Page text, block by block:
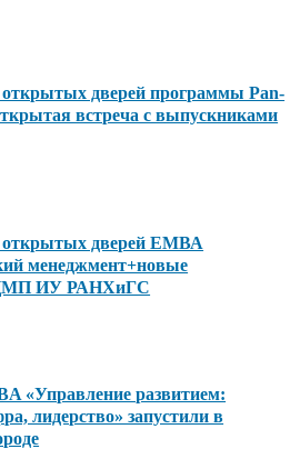
дверей программы Pan-
встреча с выпускниками
дверей ЕМВА
менеджмент+новые
ЦМП ИУ РАНХиГС
«Управление развитием:
лидерство» запустили в